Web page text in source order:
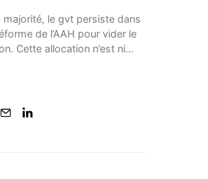
majorité, le gvt persiste dans
de l’AAH pour vider le
Cette allocation n’est ni…